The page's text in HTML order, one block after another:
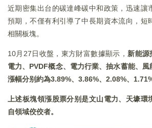
近期密集出台的碳達峰碳中和政策，迅速讓
預期，不僅有利引導了中長期資本流向，短
相關板塊。
10月27日收盤，東方財富數據顯示， 新能源
電力、PVDF概念、電力行業、抽水蓄能、風
漲幅分别約為3.89%、3.86%、2.08%、1.71%
上述板塊領漲股票分别是文山電力、天壕
自領域佼佼者。